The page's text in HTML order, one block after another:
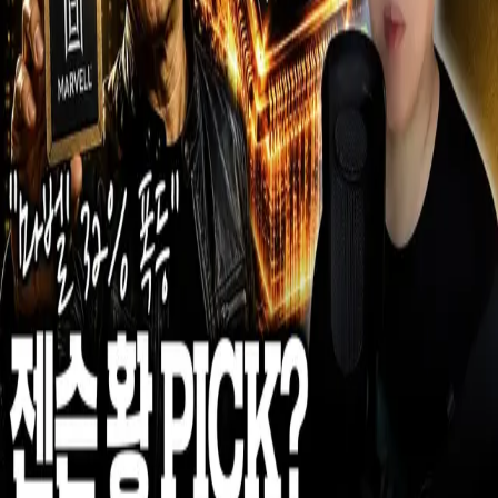
우성짱의 문서
☀️Toggle theme
전체 YouTube Article Tags AuthorsHub
홈/태그 찾기/#ai-infra-winners
Tag1 건YouTube 1
# ai-infra-winners
이 태그와 연결된 문서를 한곳에서 모아보고, 함께 자주 등장
하는 연관 태그까지 이어서 탐색할 수 있습니다.
연관 태그
ai-credit-risk 공동문서 · 연관도100%#
동문서1· 연관도100 fundamentals-over-hype
100 % jensen-signal-risk공동문서 1· 연관도
100% #youtube-investment-brief 공동문서
50 % marvell-technology 공동문서1 · 연관도
data-center-
capex
공동문서 1· 연관도 semiconductor-supply-chain
공동
문서
1· 연관도17% jensen-huang 공동문서
%#micron 공동문서 · 연관도 12 %
YouTube2026년 6월 4일